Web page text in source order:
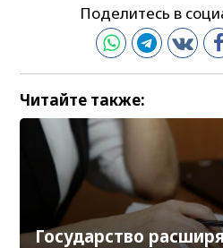
Поделитесь в
Читайте также:
Государство